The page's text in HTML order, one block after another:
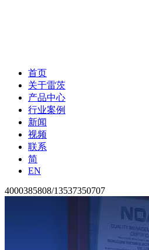
首页
关于雷茨
产品中心
行业案例
新闻
视频
联系
简
EN
4000385808/13537350707